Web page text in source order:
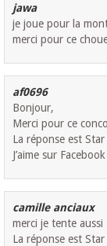
jawa
je joue pour la
merci pour ce
af0696
Bonjour,
Merci pour ce
La réponse est Star
J’aime sur
camille anciaux
merci je tente aussi
La réponse est Star